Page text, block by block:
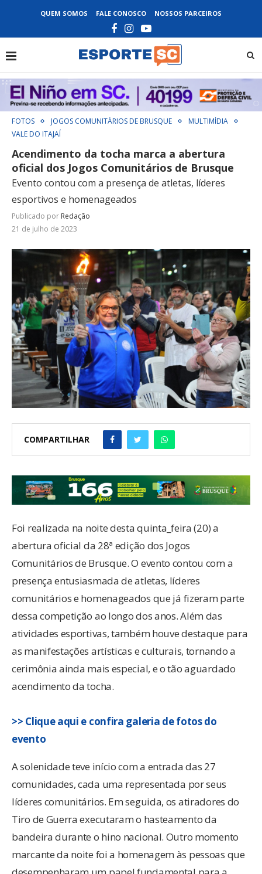
QUEM SOMOS FALE CONOSCO NOSSOS PARCEIROS
FOTOS JOGOS COMUNITÁRIOS DE BRUSQUE
MULTIMÍDIA
VALE DO ITAJAÍ
Acendimento da tocha marca a abertura
oficial dos Jogos Comunitários de Brusque
Evento contou com a presença de atletas, líderes
esportivos e homenageados
Publicado por Redação
21 de julho de 2023
COMPARTILHAR
Foi realizada na noite desta quinta_feira (20) a
abertura oficial da 28ª edição dos Jogos
Comunitários de Brusque. O evento contou com a
presença entusiasmada de atletas, líderes
comunitários e homenageados que já fizeram parte
dessa competição ao longo dos anos. Além das
atividades esportivas, também houve destaque para
as manifestações artísticas e culturais, tornando a
cerimônia ainda mais especial, e o tão aguardado
acendimento da tocha.
>> Clique aqui e confira galeria de fotos do
evento
A solenidade teve início com a entrada das 27
comunidades, cada uma representada por seus
líderes comunitários. Em seguida, os atiradores do
Tiro de Guerra executaram o hasteamento da
bandeira durante o hino nacional. Outro momento
marcante da noite foi a homenagem às pessoas que